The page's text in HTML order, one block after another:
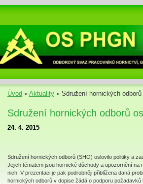
Úvod » Aktuality » Sdružení hornických
Sdružení hornických odborů
24. 4. 2015
Sdružení hornických odborů (SHO) oslovilo politiky a
Jejich tématem jsou hornické důchody a upozornění na
nich. V prezentaci je pak podrobněji přiblížena daná
hornických odborů v dopise žádá o podporu požadavků